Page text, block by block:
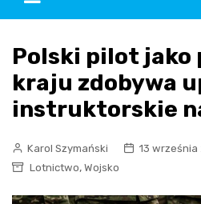
Polski pilot jako
kraju zdobywa
instruktorskie
Karol Szymański
13 września
Lotnictwo, Wojsko